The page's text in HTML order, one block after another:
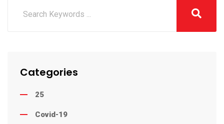
Categories
25
Covid-19